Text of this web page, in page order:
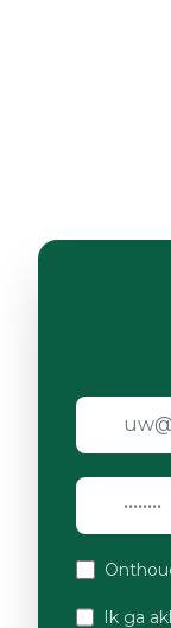
Ik ga